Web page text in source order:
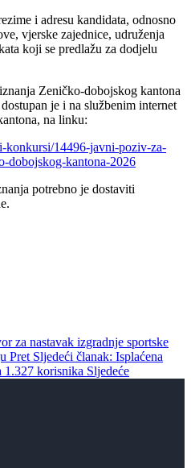
i adresu kandidata, odnosno
vjerske zajednice, udruženja
koji se predlažu za dodjelu
Zeničko-dobojskog kantona
je i na službenim internet
na linku:
konkursi/14496-javni-poziv-za-
dobojskog-kantona-2026
potrebno je dostaviti
za nastavak izgradnje sportske
Pret Sljedeći članak: Isplaćena
1.327 korisnika Sljedeće